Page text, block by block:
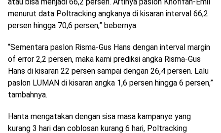
menurut data Poltracking angkanya di kisaran interval 66,2
persen hingga 70,6 persen,” bebernya.
“Sementara paslon Risma-Gus Hans dengan interval margin
of error 2,2 persen, maka kami prediksi angka Risma-Gus
Hans di kisaran 22 persen sampai dengan 26,4 persen. Lalu
paslon LUMAN di kisaran angka 1,6 persen hingga 6 persen,”
tambahnya.
Hanta mengatakan dengan sisa masa kampanye yang
kurang 3 hari dan coblosan kurang 6 hari, Poltracking